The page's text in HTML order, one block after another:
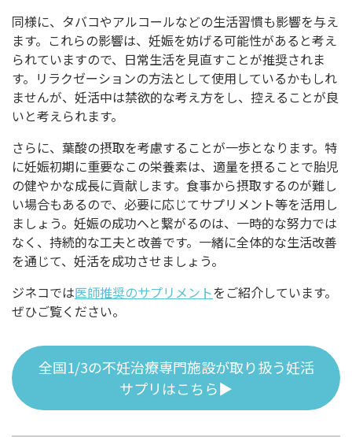
同様に、タバコやアルコールなどの生活習慣も影響を与え
ます。これらの影響は、妊娠を妨げる可能性があると考え
られていますので、日常生活を見直すことが推奨されま
す。リラクゼーションの方法として使用しているかもしれ
ませんが、妊活中は禁欲的な考え方をし、控えることが良
いと考えられます。
さらに、葉酸の摂取を考慮することが一歩となります。特
に妊娠初期に重要なこの栄養素は、適量を摂ることで胎児
の健やかな成長に貢献します。食事から摂取するのが難し
い場合もあるので、必要に応じてサプリメント等を活用し
ましょう。妊娠の成功へと繋がるのは、一時的な努力では
なく、持続的な工夫と改善です。一緒に全体的な生活改善
を通じて、妊活を成功させましょう。
ジネコでは医師推奨のサプリメントをご紹介しています。
ぜひご覧ください。
全国1/3の不妊治療専門施設が取り扱う妊活
サプリはこちら▶